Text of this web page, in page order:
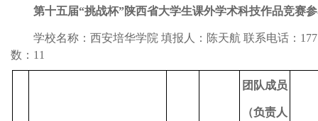
第十五届“挑战杯”陕西省大学生课外学术科技作品竞赛
学校名称：西安培华学院 填报人：陈天航 联系电话：
数：11
团队成员
（负责人